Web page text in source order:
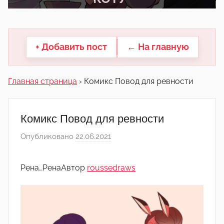
другие.
+ Добавить пост ← На главную
Главная страница › Комикс Повод для ревности
Комикс Повод для ревности
Опубликовано 22.06.2021
Рена…РенаАвтор roussedraws